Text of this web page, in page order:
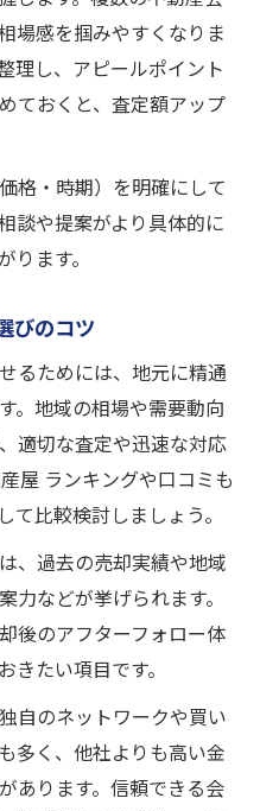
場感を掴みやすくなりま
理し、アピールポイント
ておくと、査定額アップ
格・時期）を明確にして
談や提案がより具体的に
ります。
びのコツ
るためには、地元に精通
。地域の相場や需要動向
適切な査定や迅速な対応
屋 ランキングや口コミも
て比較検討しましょう。
、過去の売却実績や地域
力などが挙げられます。
後のアフターフォロー体
きたい項目です。
自のネットワークや買い
多く、他社よりも高い金
あります。信頼できる会